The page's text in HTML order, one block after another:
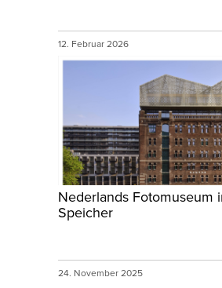
12. Februar 2026
Nederlands Fotomuseum
Speicher
24. November 2025